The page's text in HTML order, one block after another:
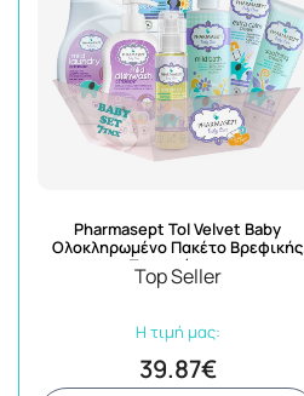
Pharmasept Tol Velvet Baby
Ολοκληρωμένο Πακέτο Βρεφικής
Περιποίησης
Top Seller
Η τιμή μας:
39.87€